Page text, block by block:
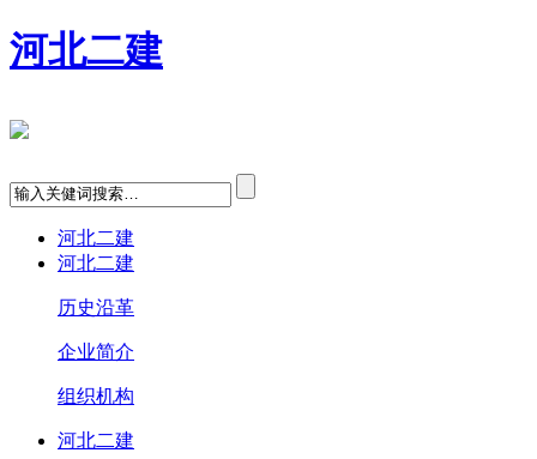
河北二建
河北二建
河北二建
历史沿革
企业简介
组织机构
河北二建